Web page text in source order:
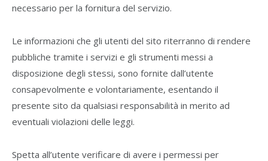
necessario per la fornitura del servizio.
Le informazioni che gli utenti del sito riterranno di rendere
pubbliche tramite i servizi e gli strumenti messi a
disposizione degli stessi, sono fornite dall’utente
consapevolmente e volontariamente, esentando il
presente sito da qualsiasi responsabilità in merito ad
eventuali violazioni delle leggi.
Spetta all’utente verificare di avere i permessi per